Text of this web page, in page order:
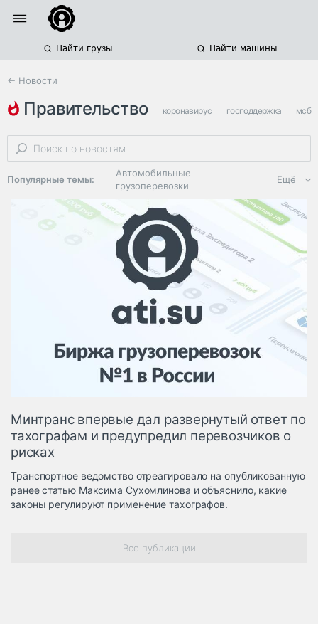
Найти грузы Найти машины
← Новости
правительство коронавирус господдержка мсб
Популярные темы:
Автомобильные
грузоперевозки
Региональная
логистика
ЭДО, ИТ в
логистике
Дороги,
инфраструктура
Логистика, грузы
Негабаритные и
опасные грузы
Безопасность и
Таможня и ВЭД
терминалы
Коммерческий
транспорт
Ещё
Минтранс впервые дал развернутый ответ по
тахографам и предупредил перевозчиков о
рисках
Транспортное ведомство отреагировало на опубликованную
ранее статью Максима Сухомлинова и объяснило, какие
законы регулируют применение тахографов.
Все публикации